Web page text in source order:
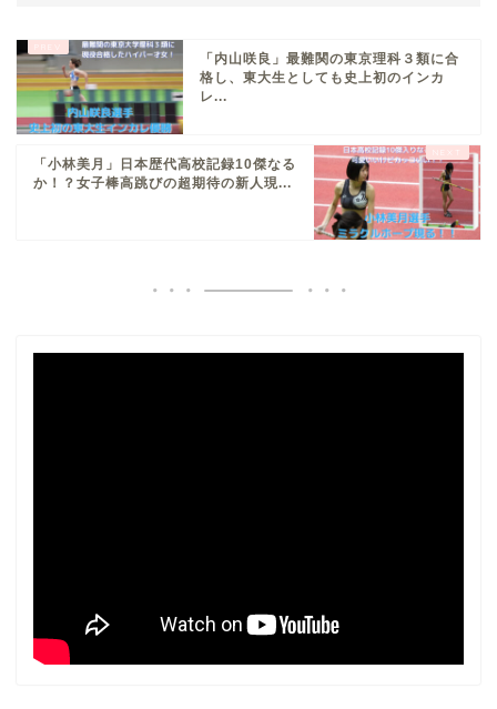
「内山咲良」最難関の東京理科３類に合
格し、東大生としても史上初のインカ
レ...
「小林美月」日本歴代高校記録10傑なる
か！？女子棒高跳びの超期待の新人現...